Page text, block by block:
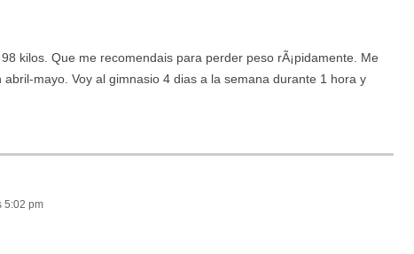
kilos. Que me recomendais para perder peso rÃ¡pidamente. Me
mayo. Voy al gimnasio 4 dias a la semana durante 1 hora y
5:02 pm